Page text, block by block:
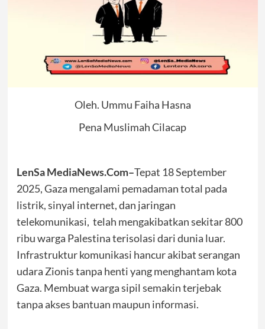
Oleh. Ummu Faiha Hasna
Pena Muslimah Cilacap
LenSa MediaNews.Com–Tepat 18 September
2025, Gaza mengalami pemadaman total pada
listrik, sinyal internet, dan jaringan
telekomunikasi, telah mengakibatkan sekitar 800
ribu warga Palestina terisolasi dari dunia luar.
Infrastruktur komunikasi hancur akibat serangan
udara Zionis tanpa henti yang menghantam kota
Gaza. Membuat warga sipil semakin terjebak
tanpa akses bantuan maupun informasi.